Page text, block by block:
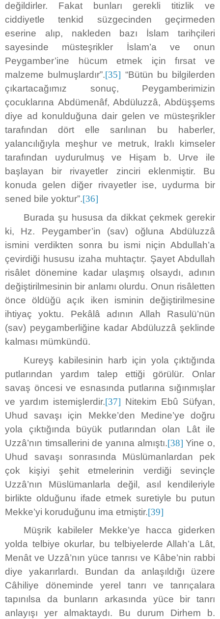
değildirler. Fakat bunları gerekli titizlik ve
ciddiyetle tenkid süzgecinden geçirmeden
eserine alıp, nakleden bazı İslam tarihçileri
sayesinde müsteşrikler İslam’a ve onun
Peygamber’ine hücum etmek için fırsat ve
malzeme bulmuşlardır”.[35] “Bütün bu bilgilerden
çıkartacağımız sonuç, Peygamberimizin
çocuklarına Abdümenâf, Abdüluzzâ, Abdüşşems
diye ad konulduğuna dair gelen ve müsteşrikler
tarafından dört elle sarılınan bu haberler,
yalancılığıyla meşhur ve metruk, Iraklı kimseler
tarafından uydurulmuş ve Hişam b. Urve ile
başlayan bir rivayetler zinciri eklenmiştir. Bu
konuda gelen diğer rivayetler ise, uydurma bir
sened bile yoktur”.[36]
Burada şu hususa da dikkat çekmek gerekir
ki, Hz. Peygamber’in (sav) oğluna Abdüluzzâ
ismini verdikten sonra bu ismi niçin Abdullah’a
çevirdiği hususu izaha muhtaçtır. Şayet Abdullah
risâlet dönemine kadar ulaşmış olsaydı, adının
değiştirilmesinin bir anlamı olurdu. Onun risâletten
önce öldüğü açık iken isminin değiştirilmesine
ihtiyaç yoktu. Pekâlâ adının Allah Rasulü’nün
(sav) peygamberliğine kadar Abdüluzzâ şeklinde
kalması mümkündü.
Kureyş kabilesinin harb için yola çıktığında
putlarından yardım talep ettiği görülür. Onlar
savaş öncesi ve esnasında putlarına sığınmışlar
ve yardım istemişlerdir.[37] Nitekim Ebû Süfyan,
Uhud savaşı için Mekke’den Medine’ye doğru
yola çıktığında büyük putlarından olan Lât ile
Uzzâ’nın timsallerini de yanına almıştı.[38] Yine o,
Uhud savaşı sonrasında Müslümanlardan pek
çok kişiyi şehit etmelerinin verdiği sevinçle
Uzzâ’nın Müslümanlarla değil, asıl kendileriyle
birlikte olduğunu ifade etmek suretiyle bu putun
Mekke’yi koruduğunu ima etmiştir.[39]
Müşrik kabileler Mekke’ye hacca giderken
yolda telbiye okurlar, bu telbiyelerde Allah’a Lât,
Menât ve Uzzâ’nın yüce tanrısı ve Kâbe’nin rabbi
diye yakarırlardı. Bundan da anlaşıldığı üzere
Câhiliye döneminde yerel tanrı ve tanrıçalara
tapınılsa da bunların arkasında yüce bir tanrı
anlayışı yer almaktaydı. Bu durum Dirhem b.